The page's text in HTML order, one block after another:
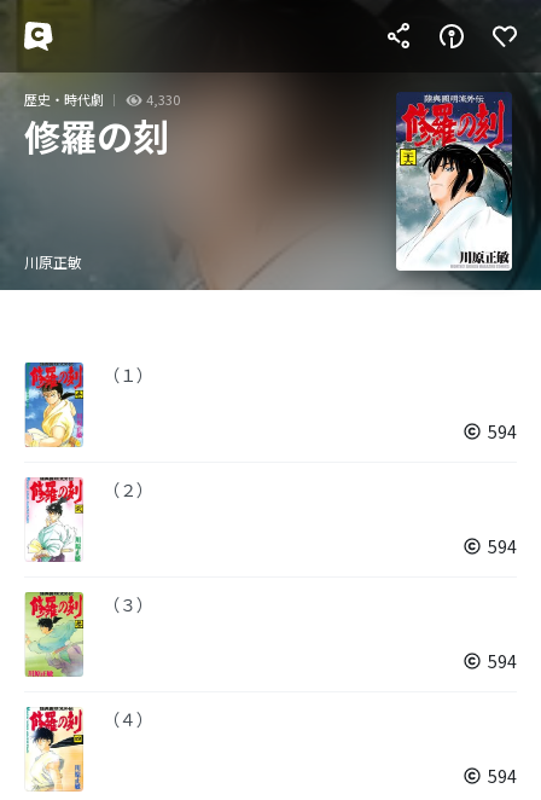
歴史・時代劇 4,330
修羅の刻
川原正敏
（１）
594
（２）
594
（３）
594
（４）
594